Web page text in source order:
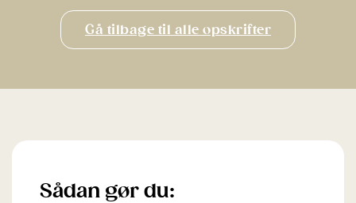
Gå tilbage til alle opskrifter
Sådan gør du: